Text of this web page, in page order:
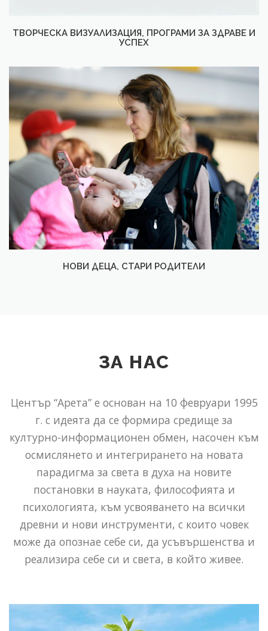
ТВОРЧЕСКА ВИЗУАЛИЗАЦИЯ, ПРОГРАМИ ЗА ЗДРАВЕ И
УСПЕХ
НОВИ ДЕЦА, СТАРИ РОДИТЕЛИ
ЗА НАС
Център “Арета” е основан на 10 февруари 1995
г. с идеята да се формира средище за
културно-информационен обмен, насочен към
осмислянето и интегрирането на новата
парадигма за света в духа на новите
постановки в науката, философията и
психологията, към усвояването на всички
древни и нови инструменти, с които човек
може да опознае себе си, да усъвършенства и
реализира себе си и света, в който живее.